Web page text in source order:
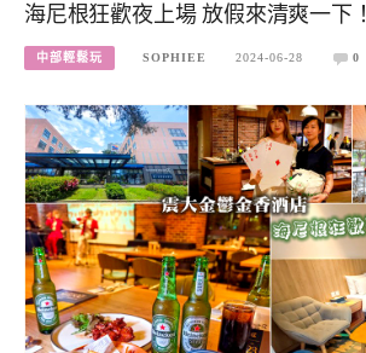
海尼根狂歡夜上場 放假來清爽一下！
中部輕鬆玩 SOPHIEE 2024-06-28 0